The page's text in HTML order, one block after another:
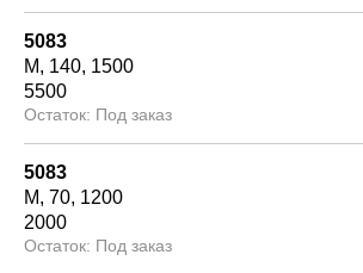
5083
М
140 1500
5500
Под заказ
5083
М 70 1200
2000
Под заказ